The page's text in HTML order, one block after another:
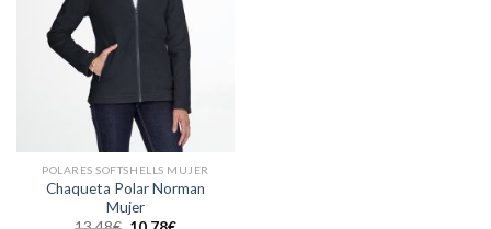
POLARES SOFTSHELLS MUJER
Chaqueta Polar Norman
Mujer